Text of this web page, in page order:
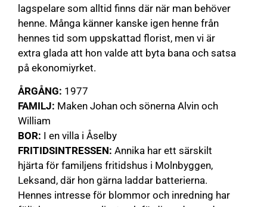
lagspelare som alltid finns där när man behöver
henne. Många känner kanske igen henne från
hennes tid som uppskattad florist, men vi är
extra glada att hon valde att byta bana och satsa
på ekonomiyrket.
ÅRGÅNG: 1977
FAMILJ: Maken Johan och sönerna Alvin och
William
BOR: I en villa i Åselby
FRITIDSINTRESSEN: Annika har ett särskilt
hjärta för familjens fritidshus i Molnbyggen,
Leksand, där hon gärna laddar batterierna.
Hennes intresse för blommor och inredning har